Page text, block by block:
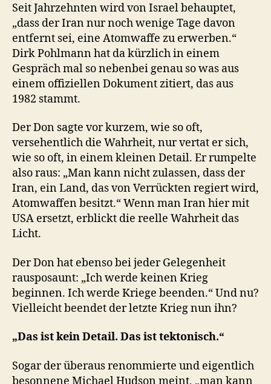
Seit Jahrzehnten wird von Israel behauptet,
„dass der Iran nur noch wenige Tage davon
entfernt sei, eine Atomwaffe zu erwerben.“
Dirk Pohlmann hat da kürzlich in einem
Gespräch mal so nebenbei genau so was aus
einem offiziellen Dokument zitiert, das aus
1982 stammt.
Der Don sagte vor kurzem, wie so oft,
versehentlich die Wahrheit, nur vertat er sich,
wie so oft, in einem kleinen Detail. Er rumpelte
also raus: „Man kann nicht zulassen, dass der
Iran, ein Land, das von Verrückten regiert wird,
Atomwaffen besitzt.“ Wenn man Iran hier mit
USA ersetzt, erblickt die reelle Wahrheit das
Licht.
Der Don hat ebenso bei jeder Gelegenheit
rausposaunt: „Ich werde keinen Krieg
beginnen. Ich werde Kriege beenden.“ Und nu?
Vielleicht beendet der letzte Krieg nun ihn?
„Das ist kein Detail. Das ist tektonisch.“
Sogar der überaus renommierte und eigentlich
besonnene Michael Hudson meint, „man kann